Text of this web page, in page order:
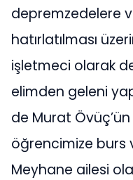
depremzedelere
hatırlatılması
işletmeci olarak
elimden geleni
de Murat
öğrencimize burs
Meyhane ailesi